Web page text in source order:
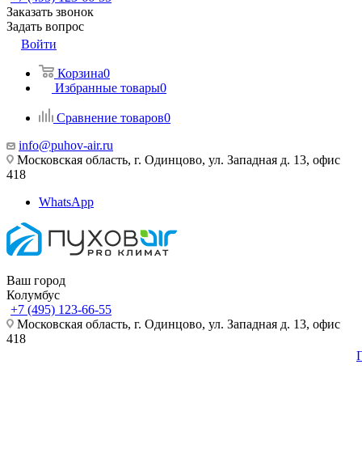
Заказать звонок
Задать вопрос
Войти
Корзина0
Избранные товары0
Сравнение товаров0
info@puhov-air.ru
Московская область, г. Одинцово, ул. Западная д. 13, офис
418
WhatsApp
Ваш город
Колумбус
+7 (495) 123-66-55
Московская область, г. Одинцово, ул. Западная д. 13, офис
418